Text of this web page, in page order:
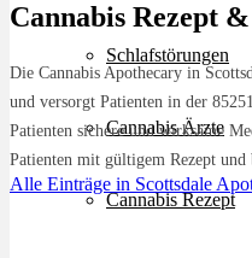
Schlafstörungen
Cannabis Ärzte
Cannabis Rezept
Cannabis Rezept
Die Cannabis Apothecary in
und versorgt Patienten in der
Patienten sichere und wirksame
Patienten mit gültigem Rezept
Alle Einträge in Scottsdale